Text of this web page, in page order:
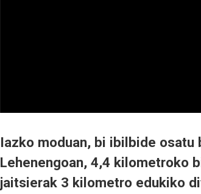
Iazko moduan, bi ibilbide
Lehenengoan, 4,4 kilometroko
jaitsierak 3 kilometro edukiko